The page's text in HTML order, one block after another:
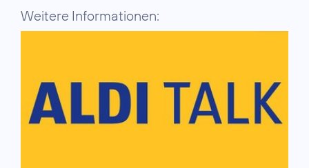
Weitere Informationen: